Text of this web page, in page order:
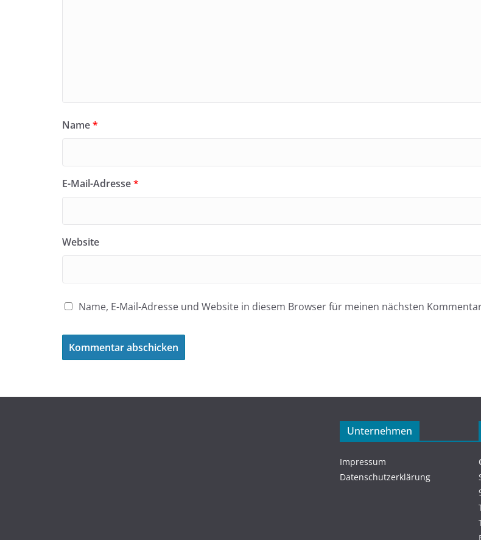
Name*
E-Mail-Adresse*
Website
Name, E-Mail-Adresse und Website in diesem Browser für meinen nächsten
Unternehmen
Impressum
Datenschutzerklärung